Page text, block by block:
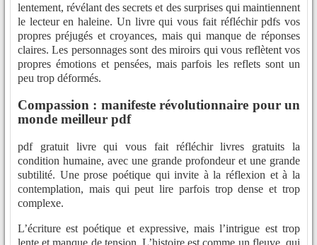
lentement, révélant des secrets et des surprises qui maintiennent
le lecteur en haleine. Un livre qui vous fait réfléchir pdfs vos
propres préjugés et croyances, mais qui manque de réponses
claires. Les personnages sont des miroirs qui vous reflètent vos
propres émotions et pensées, mais parfois les reflets sont un
peu trop déformés.
Compassion : manifeste révolutionnaire pour un
monde meilleur pdf
pdf gratuit livre qui vous fait réfléchir livres gratuits la
condition humaine, avec une grande profondeur et une grande
subtilité. Une prose poétique qui invite à la réflexion et à la
contemplation, mais qui peut lire parfois trop dense et trop
complexe.
L’écriture est poétique et expressive, mais l’intrigue est trop
lente et manque de tension. L’histoire est comme un fleuve, qui